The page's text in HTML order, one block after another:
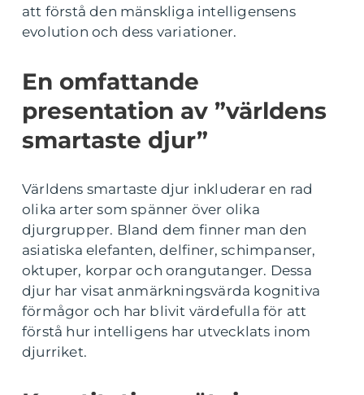
att förstå den mänskliga intelligensens
evolution och dess variationer.
En omfattande
presentation av ”världens
smartaste djur”
Världens smartaste djur inkluderar en rad
olika arter som spänner över olika
djurgrupper. Bland dem finner man den
asiatiska elefanten, delfiner, schimpanser,
oktuper, korpar och orangutanger. Dessa
djur har visat anmärkningsvärda kognitiva
förmågor och har blivit värdefulla för att
förstå hur intelligens har utvecklats inom
djurriket.